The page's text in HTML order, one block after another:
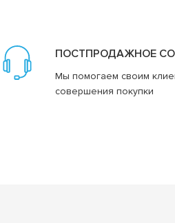
ПОСТПРОДАЖНОЕ
Мы помогаем своим
совершения покупки